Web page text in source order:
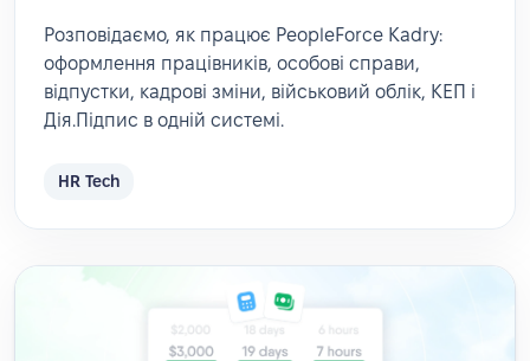
Розповідаємо, як працює PeopleForce Kadry:
оформлення працівників, особові справи,
відпустки, кадрові зміни, військовий облік, КЕП і
Дія.Підпис в одній системі.
HR Tech